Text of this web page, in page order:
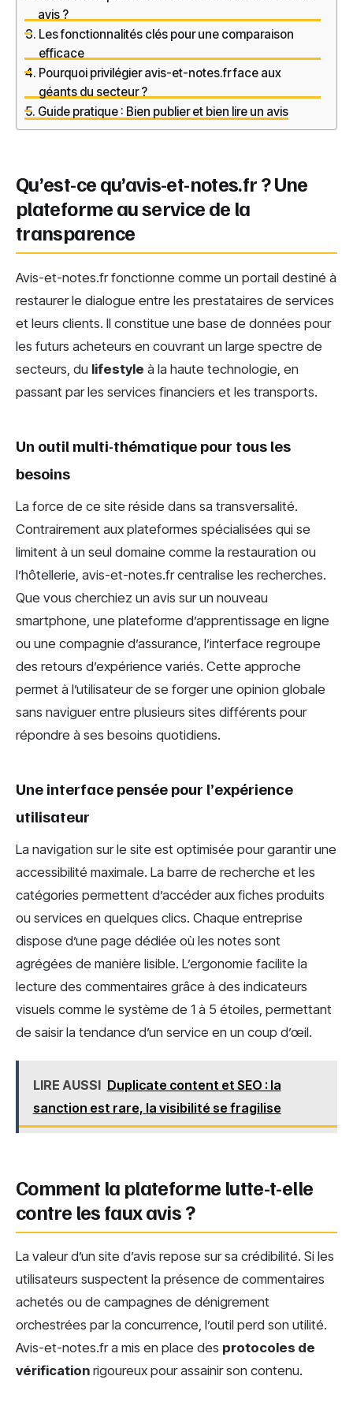
avis ?
Les fonctionnalités clés pour une comparaison
efficace
Pourquoi privilégier avis-et-notes.fr face aux
géants du secteur ?
Guide pratique : Bien publier et bien lire un avis
Qu’est-ce qu’avis-et-notes.fr ? Une
plateforme au service de la
transparence
Avis-et-notes.fr fonctionne comme un portail destiné à
restaurer le dialogue entre les prestataires de services
et leurs clients. Il constitue une base de données pour
les futurs acheteurs en couvrant un large spectre de
secteurs, du lifestyle à la haute technologie, en
passant par les services financiers et les transports.
Un outil multi-thématique pour tous les
besoins
La force de ce site réside dans sa transversalité.
Contrairement aux plateformes spécialisées qui se
limitent à un seul domaine comme la restauration ou
l’hôtellerie, avis-et-notes.fr centralise les recherches.
Que vous cherchiez un avis sur un nouveau
smartphone, une plateforme d’apprentissage en ligne
ou une compagnie d’assurance, l’interface regroupe
des retours d’expérience variés. Cette approche
permet à l’utilisateur de se forger une opinion globale
sans naviguer entre plusieurs sites différents pour
répondre à ses besoins quotidiens.
Une interface pensée pour l’expérience
utilisateur
La navigation sur le site est optimisée pour garantir une
accessibilité maximale. La barre de recherche et les
catégories permettent d’accéder aux fiches produits
ou services en quelques clics. Chaque entreprise
dispose d’une page dédiée où les notes sont
agrégées de manière lisible. L’ergonomie facilite la
lecture des commentaires grâce à des indicateurs
visuels comme le système de 1 à 5 étoiles, permettant
de saisir la tendance d’un service en un coup d’œil.
LIRE AUSSI Duplicate content et SEO : la
sanction est rare, la visibilité se fragilise
Comment la plateforme lutte-t-elle
contre les faux avis ?
La valeur d’un site d’avis repose sur sa crédibilité. Si les
utilisateurs suspectent la présence de commentaires
achetés ou de campagnes de dénigrement
orchestrées par la concurrence, l’outil perd son utilité.
Avis-et-notes.fr a mis en place des protocoles de
vérification rigoureux pour assainir son contenu.